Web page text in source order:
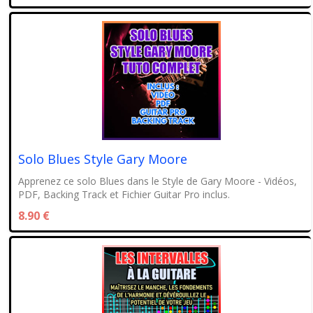
Solo Blues Style Gary Moore
Apprenez ce solo Blues dans le Style de Gary Moore - Vidéos,
PDF, Backing Track et Fichier Guitar Pro inclus.
8.90 €